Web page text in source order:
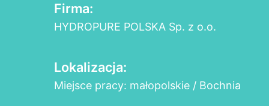
Firma:
HYDROPURE POLSKA Sp. z o.o.
Lokalizacja:
Miejsce pracy: małopolskie / Bochnia